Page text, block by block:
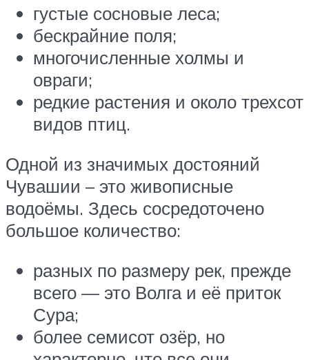
густые сосновые леса;
бескрайние поля;
многочисленные холмы и
овраги;
редкие растения и около трехсот
видов птиц.
Одной из значимых достояний
Чувашии – это живописные
водоёмы. Здесь сосредоточено
большое количество:
разных по размеру рек, прежде
всего — это Волга и её приток
Сура;
более семисот озёр, но